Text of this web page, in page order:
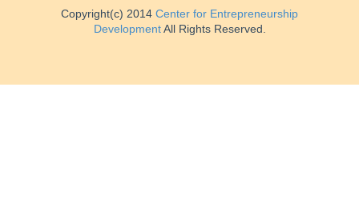
Copyright(c) 2014 Center for Entrepreneurship
DevelopmentAll Rights Reserved.